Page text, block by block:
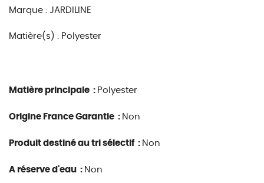
Marque : JARDILINE
Matière(s) : Polyester
Matière principale : Polyester
Origine France Garantie : Non
Produit destiné au tri sélectif : Non
A réserve d'eau : Non